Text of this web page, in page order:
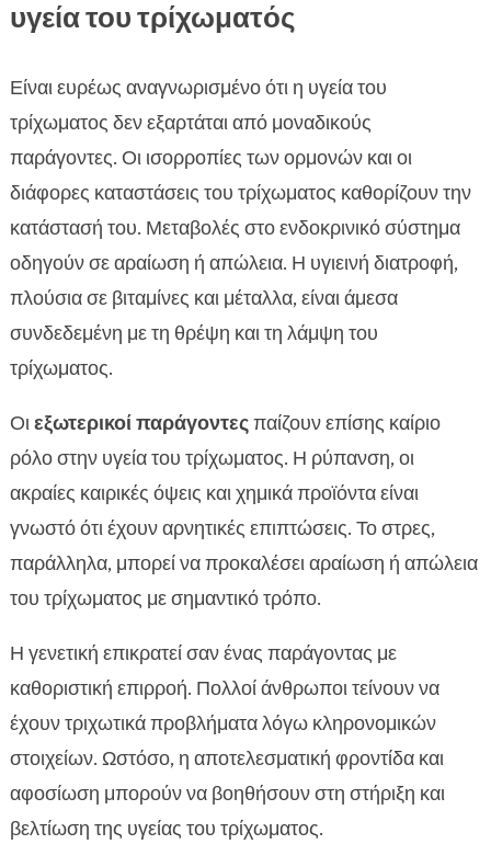
υγεία του τρίχωματός
Είναι ευρέως αναγνωρισμένο ότι η υγεία του
τρίχωματος δεν εξαρτάται από μοναδικούς
παράγοντες. Οι ισορροπίες των ορμονών και οι
διάφορες καταστάσεις του τρίχωματος καθορίζουν την
κατάστασή του. Μεταβολές στο ενδοκρινικό σύστημα
οδηγούν σε αραίωση ή απώλεια. Η υγιεινή διατροφή,
πλούσια σε βιταμίνες και μέταλλα, είναι άμεσα
συνδεδεμένη με τη θρέψη και τη λάμψη του
τρίχωματος.
Οιεξωτερικοί παράγοντεςπαίζουν επίσης καίριο
ρόλο στην υγεία του τρίχωματος. Η ρύπανση, οι
ακραίες καιρικές όψεις και χημικά προϊόντα είναι
γνωστό ότι έχουν αρνητικές επιπτώσεις. Το στρες,
παράλληλα, μπορεί να προκαλέσει αραίωση ή απώλεια
του τρίχωματος με σημαντικό τρόπο.
Η γενετική επικρατεί σαν ένας παράγοντας με
καθοριστική επιρροή. Πολλοί άνθρωποι τείνουν να
έχουν τριχωτικά προβλήματα λόγω κληρονομικών
στοιχείων. Ωστόσο, η αποτελεσματική φροντίδα και
αφοσίωση μπορούν να βοηθήσουν στη στήριξη και
βελτίωση της υγείας του τρίχωματος.